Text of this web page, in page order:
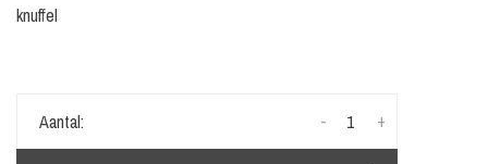
knuffel
Aantal: +
-